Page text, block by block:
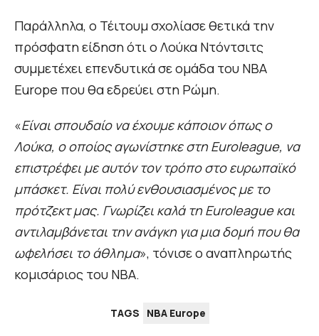
Παράλληλα, ο Τέιτουμ σχολίασε θετικά την
πρόσφατη είδηση ότι ο Λούκα Ντόντσιτς
συμμετέχει επενδυτικά σε ομάδα του NBA
Europe που θα εδρεύει στη Ρώμη.
«Είναι σπουδαίο να έχουμε κάποιον όπως ο
Λούκα, ο οποίος αγωνίστηκε στη Euroleague, να
επιστρέφει με αυτόν τον τρόπο στο ευρωπαϊκό
μπάσκετ. Είναι πολύ ενθουσιασμένος με το
πρότζεκτ μας. Γνωρίζει καλά τη Euroleague και
αντιλαμβάνεται την ανάγκη για μια δομή που θα
ωφελήσει το άθλημα», τόνισε ο αναπληρωτής
κομισάριος του NBA.
TAGS NBA Europe